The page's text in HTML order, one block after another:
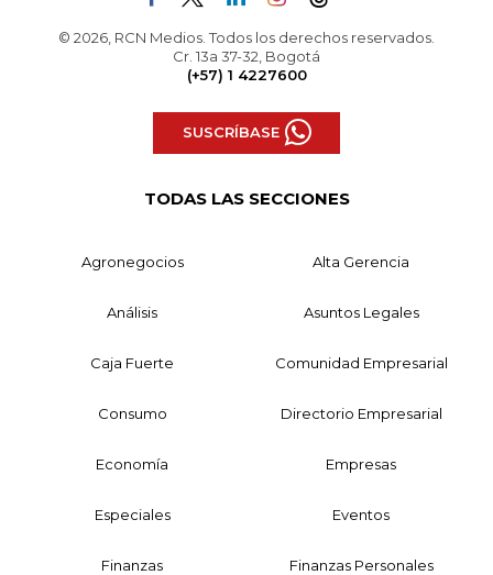
© 2026, RCN Medios. Todos los derechos reservados.
Cr. 13a 37-32, Bogotá
(+57) 1 4227600
SUSCRÍBASE
TODAS LAS SECCIONES
Agronegocios Alta Gerencia
Análisis Asuntos Legales
Caja Fuerte Comunidad Empresarial
Consumo Directorio Empresarial
Economía Empresas
Especiales Eventos
Finanzas Finanzas Personales